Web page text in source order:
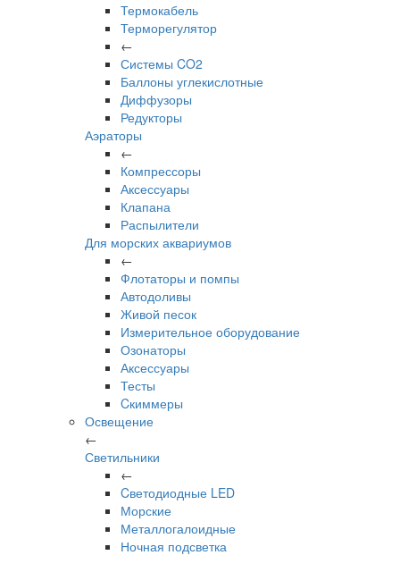
Термокабель
Терморегулятор
←
Системы CO2
Баллоны углекислотные
Диффузоры
Редукторы
Аэраторы
←
Компрессоры
Аксессуары
Клапана
Распылители
Для морских аквариумов
←
Флотаторы и помпы
Автодоливы
Живой песок
Измерительное оборудование
Озонаторы
Аксессуары
Тесты
Cкиммеры
Освещение
←
Светильники
←
Cветодиодные LED
Морские
Металлогалоидные
Ночная подсветка